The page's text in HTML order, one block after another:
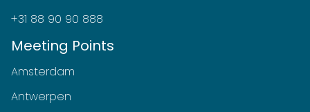
+31 88 90 90 888
Meeting Points
Amsterdam
Antwerpen